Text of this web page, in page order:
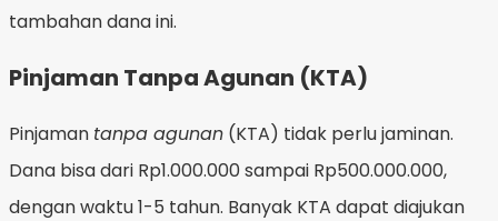
tambahan dana ini.
Pinjaman Tanpa Agunan (KTA)
Pinjaman tanpa agunan (KTA) tidak perlu jaminan.
Dana bisa dari Rp1.000.000 sampai Rp500.000.000,
dengan waktu 1-5 tahun. Banyak KTA dapat diajukan